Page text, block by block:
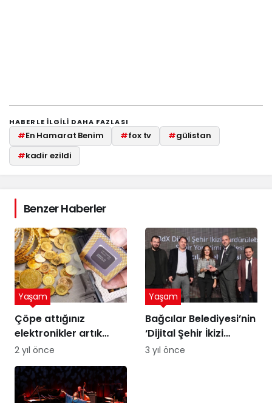
HABERLE ILGILI DAHA FAZLASI
#En Hamarat Benim #fox tv #gülistan
#kadir ezildi
Benzer Haberler
Çöpe attığınız
elektronikler artık
altına dönüşebilir!
Üstelik peynir altı
suyuyla
Yaşam
2 yıl önce
Bağcılar Belediyesi’nin
‘Dijital Şehir İkizi
Sürdürülebilir Şehir
Yaşam
3 yıl önce